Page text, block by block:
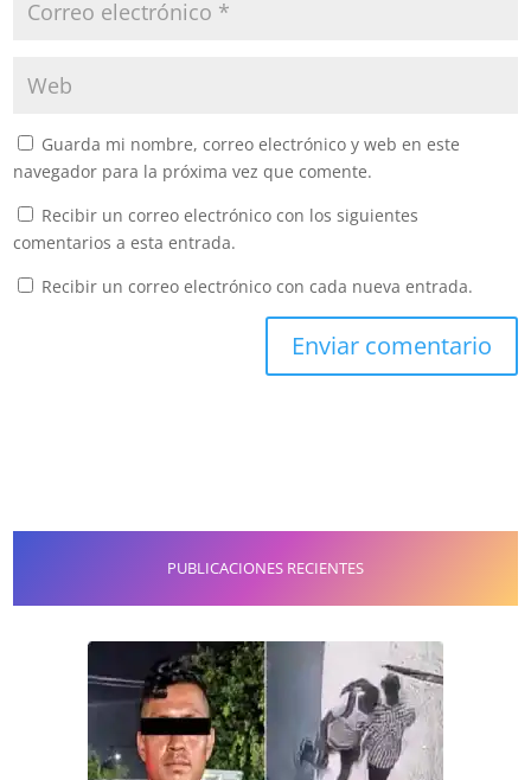
Guarda mi nombre, correo electrónico y web en este
navegador para la próxima vez que comente.
Recibir un correo electrónico con los siguientes
comentarios a esta entrada.
Recibir un correo electrónico con cada nueva entrada.
PUBLICACIONES RECIENTES